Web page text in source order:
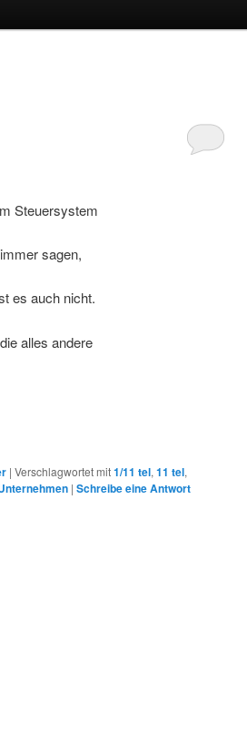
Steuersystem
sagen,
es auch nicht.
alles andere
| Verschlagwortet mit1/11 tel, 11 tel,
| Schreibe eine Antwort